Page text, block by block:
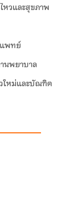
หวและสุขภาพ
แพทย์
นพยาบาล
ใหม่และบัณฑิต